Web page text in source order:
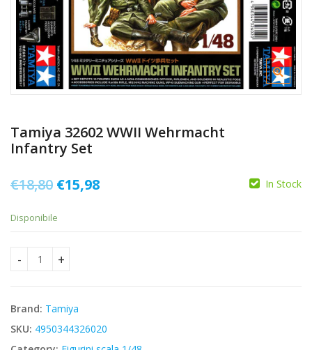
Tamiya 32602 WWII Wehrmacht
Infantry Set
€18,80 Il
€15,98Il
In Stock
Disponibile
Tamiya 32602 WWII Wehrmacht Infantry Set quantity
Brand: Tamiya
SKU: 4950344326020